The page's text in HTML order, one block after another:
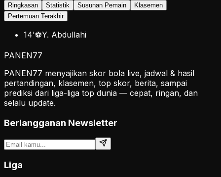
Ringkasan Statistik Susunan Pemain
Klasemen
Pertemuan Terakhir
14'⚽Y. Abdullahi
PANEN77
PANEN77 menyajikan skor bola live, jadwal & hasil
pertandingan, klasemen, top skor, berita, sampai
prediksi dari liga-liga top dunia — cepat, ringan, dan
selalu update.
Berlangganan Newsletter
Liga